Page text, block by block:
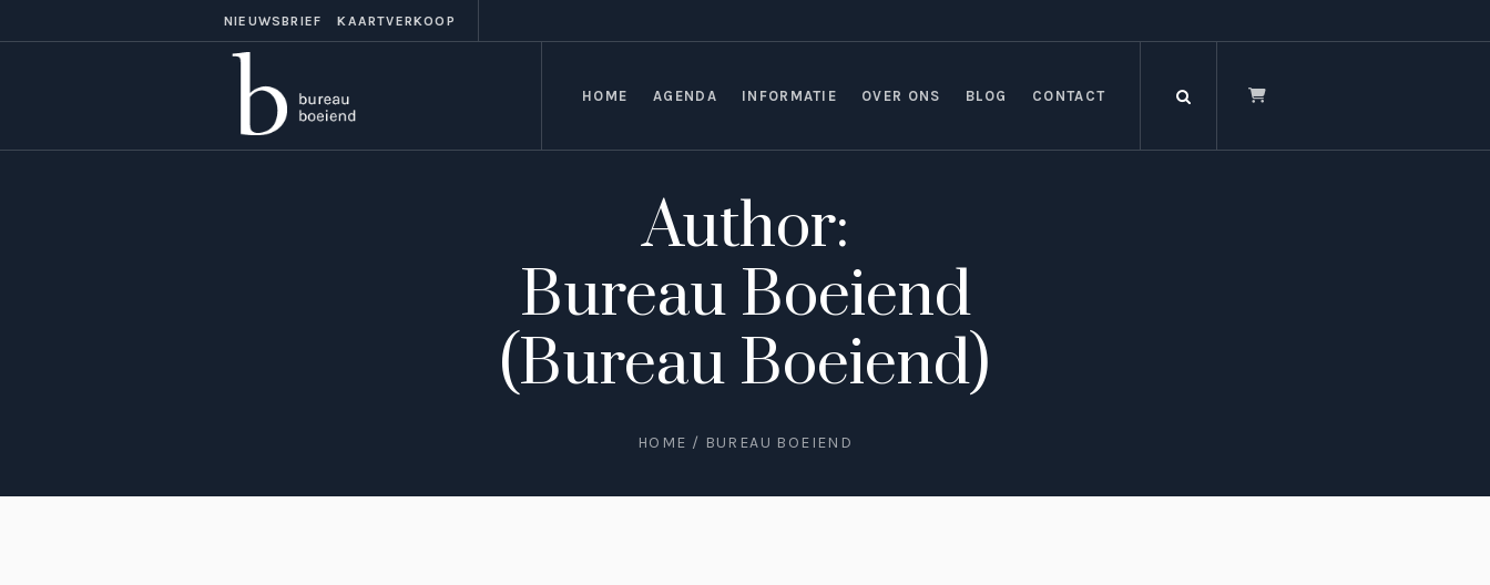
NIEUWSBRIEF KAARTVERKOOP
HOME AGENDA INFORMATIE OVER ONS BLOG CONTACT
Author:
Bureau Boeiend
(Bureau Boeiend)
HOME / BUREAU BOEIEND